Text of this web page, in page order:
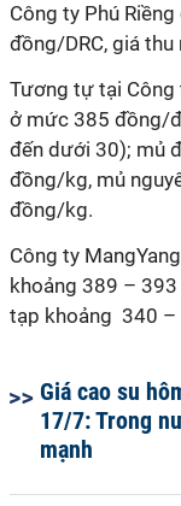
Công ty Phú
đồng/DRC, giá
Tương tự tại Công
ở mức 385 đồng/
đến dưới 30); mủ
đồng/kg, mủ
đồng/kg.
Công ty
khoảng 389 –
tạp khoảng 340 –
Giá cao su
17/7: Trong
mạnh